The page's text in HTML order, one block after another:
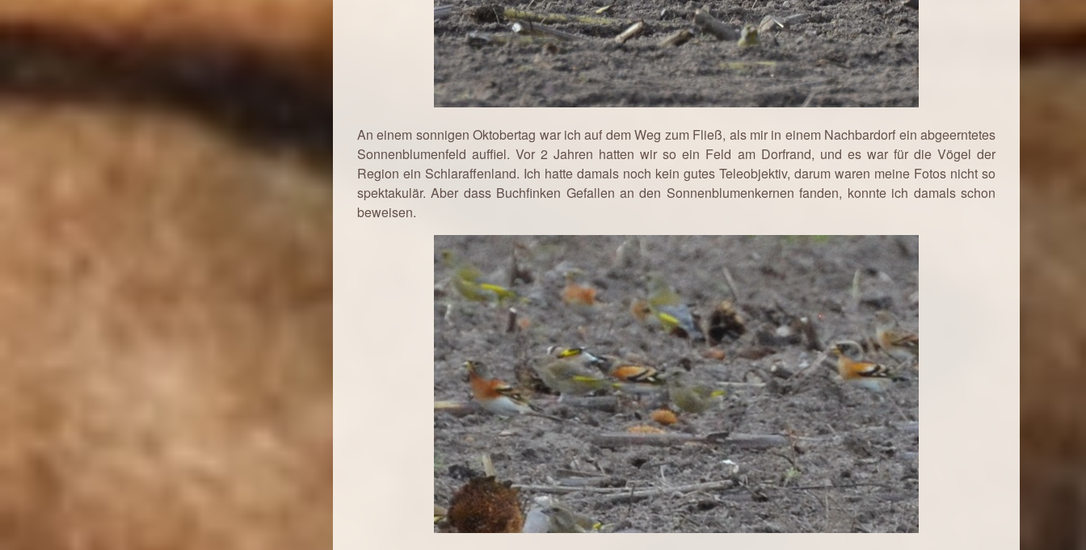
An einem sonnigen Oktobertag war ich auf dem Weg zum Fließ, als mir in einem Nachbardorf ein abgeerntetes
Sonnenblumenfeld auffiel. Vor 2 Jahren hatten wir so ein Feld am Dorfrand, und es war für die Vögel der
Region ein Schlaraffenland. Ich hatte damals noch kein gutes Teleobjektiv, darum waren meine Fotos nicht so
spektakulär. Aber dass Buchfinken Gefallen an den Sonnenblumenkernen fanden, konnte ich damals schon
beweisen.